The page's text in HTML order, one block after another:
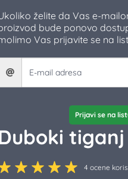
tiganj
4 ocene
želite da Vas e-
bude ponovo
Vas prijavite se na
Prijavi se na